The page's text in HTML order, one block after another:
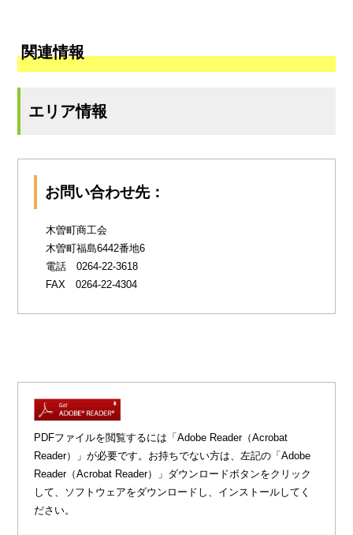
関連情報
エリア情報
お問い合わせ先：
木曽町商工会
木曽町福島6442番地6
電話 0264-22-3618
FAX 0264-22-4304
PDFファイルを閲覧するには「Adobe Reader（Acrobat
Reader）」が必要です。お持ちでない方は、左記の「Adobe
Reader（Acrobat Reader）」ダウンロードボタンをクリック
して、ソフトウェアをダウンロードし、インストールしてく
ださい。